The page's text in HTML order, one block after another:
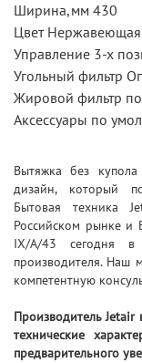
Ширина,мм 430
Цвет Нержавеющая
Управление 3-х
Угольный фильтр
Жировой фильтр
Аксессуары по
Вытяжка без
дизайн, который
Бытовая техника
Российском рынке и
IX/A/43 сегодня
производителя. Наш
компетентную
Производитель
технические
предварительного